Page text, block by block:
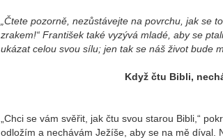
„Čtete pozorně, nezůstávejte na povrchu, jak se
zrakem!“ František také vyzývá mladé, aby se
ukázat celou svou sílu; jen tak se náš život bude
Když čtu Bibli,
„Chci se vám svěřit, jak čtu svou starou Bibli,“
odložím a nechávám Ježíše, aby se na mě díval.